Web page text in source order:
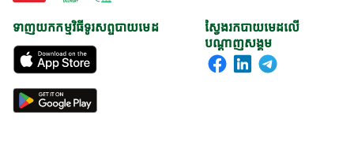
ស្វែងរកបាយមេដលើ
បណ្តាញសង្គម
ទាញយកកម្មវិធីទូរសព្ទបាយមេដ